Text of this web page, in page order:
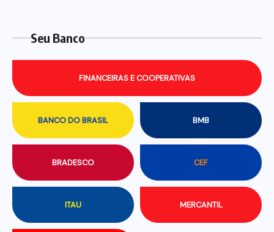
Seu Banco
BANCO DO BRASIL BMB
BRADESCO CEF
FINANCEIRAS E COOPERATIVAS
ITAU MERCANTIL